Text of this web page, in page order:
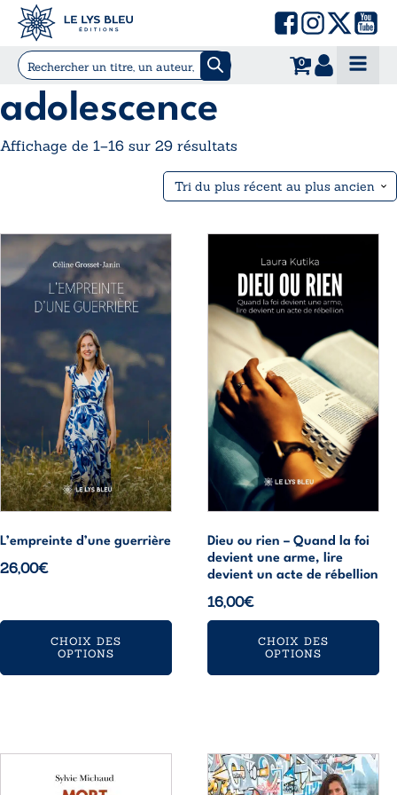
0
adolescence
Affichage de 1–16 sur 29 résultats
plus
au
plus
ancien
L’empreinte d’une guerrière
26,00€
CHOIX DES
OPTIONS
Ce
produit
a
plusieurs
variations.
Les
options
peuvent
choisies
sur
la
page
du
produit
Dieu ou rien – Quand la foi
devient une arme, lire
devient un acte de rébellion
16,00€
CHOIX DES
OPTIONS
plusieurs
variations.
options
peuvent
être
choisies
sur
la
page
du
produit
Ce
produit